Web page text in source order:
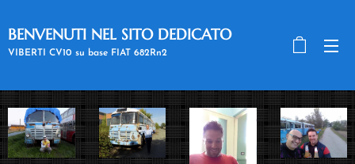
BENVENUTI NEL SITO DEDICATO
A RE GINO
VIBERTI CV10 su base FIAT 682Rn2